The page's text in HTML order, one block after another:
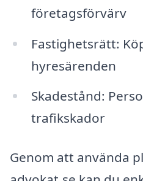
företagsförvärv
Fastighetsrätt:
hyresärenden
Skadestånd:
trafikskador
Genom att använda